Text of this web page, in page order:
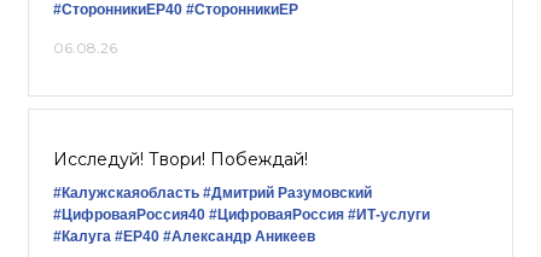
#СторонникиЕР40 #СторонникиЕР
06.08.26
Исследуй! Твори! Побеждай!
#Калужскаяобласть #Дмитрий Разумовский
#ЦифроваяРоссия40 #ЦифроваяРоссия #ИТ-услуги
#Калуга #ЕР40 #Александр Аникеев